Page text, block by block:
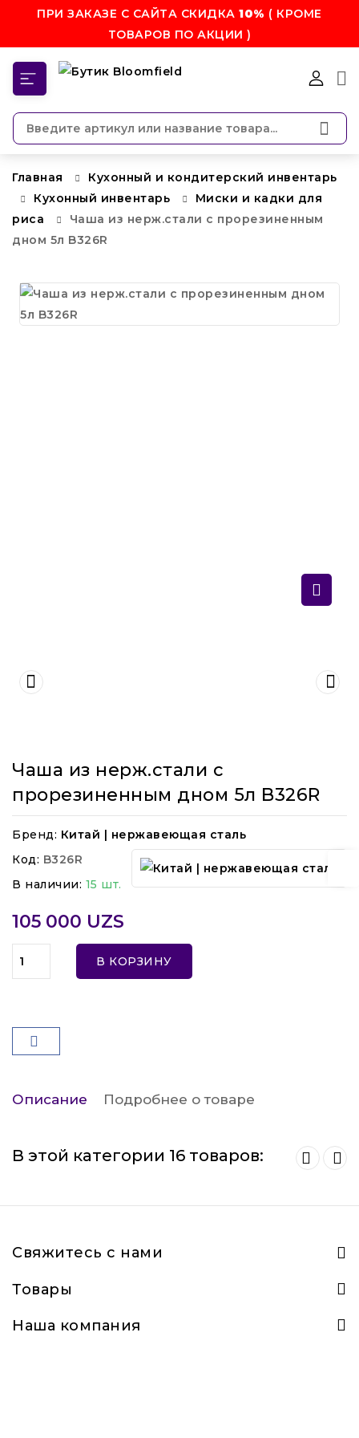
ПРИ ЗАКАЗЕ С САЙТА СКИДКА10% ( КРОМЕ
ТОВАРОВ ПО АКЦИИ )
Главная
Кухонный и кондитерский инвентарь
Кухонный инвентарь
Миски и кадки для
риса
Чаша из нерж.стали с прорезиненным
дном 5л B326R
Чаша из нерж.стали с
прорезиненным дном 5л B326R
Бренд: Китай | нержавеющая сталь
Код: B326R
В наличии: 15 шт.
105 000 UZS
В КОРЗИНУ
Описание Подробнее о товаре
В этой категории 16 товаров:
Свяжитесь с нами
Товары
Наша компания